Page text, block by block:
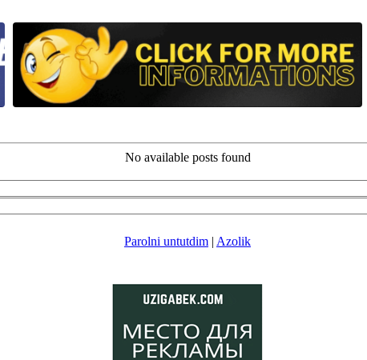
No available posts found
Parolni untutdim | Azolik